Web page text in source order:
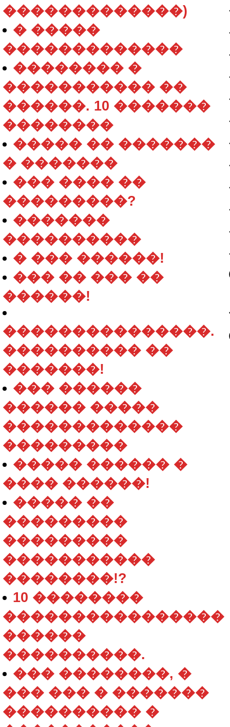
�������������)
� �����
�������������
�������� �
����������� ��
������. 10 �������
��������
����� �� �������
� �������
��� ���� ��
���������?
�������
����������
� ��� ������!
��� �� ��� ��
������!
���������������.
���������� ��
�������!
��� ������
������ �����
�������������
���������
����� ������ �
���� ������!
����� ��
���������
���������
�����������
��������!?
10 ��������
����������������
������
����������.
��� ��������, �
��� ��� � �������
���������� �